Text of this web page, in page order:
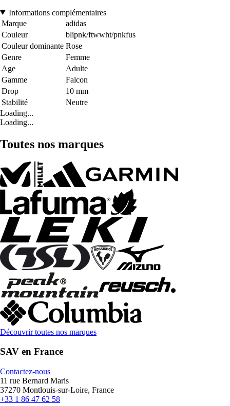
Informations complémentaires
Marque
adidas
Couleur
blipnk/ftwwht/pnkfus
Couleur dominante Rose
Genre
Femme
Age
Adulte
Gamme
Falcon
Drop
10 mm
Stabilité
Neutre
Loading...
Loading...
Toutes nos marques
Découvrir toutes nos marques
SAV en France
Contactez-nous
11 rue Bernard Maris
37270 Montlouis-sur-Loire, France
+33 1 86 47 62 58